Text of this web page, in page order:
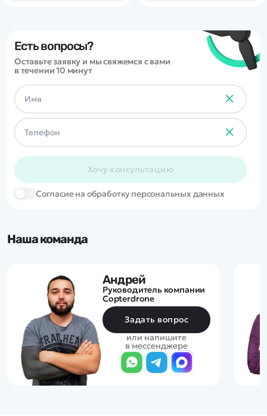
Есть вопросы?
Оставьте заявку и мы свяжемся с вами
в течении 10 минут
Хочу консультацию
Cогласие на обработку персональных данных
Наша команда
Андрей
Руководитель компании
Copterdrone
Задать вопрос
или напишите
в мессенджере